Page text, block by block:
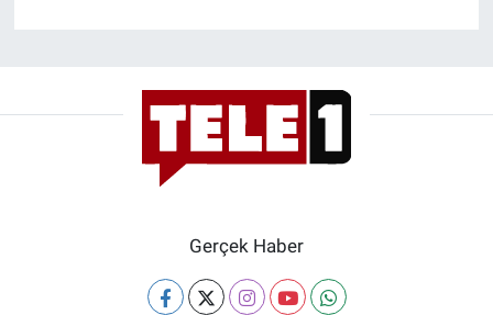
Gerçek Haber